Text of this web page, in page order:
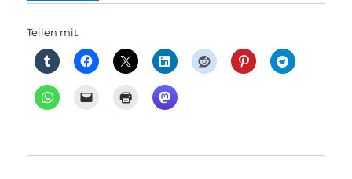
Teilen mit: